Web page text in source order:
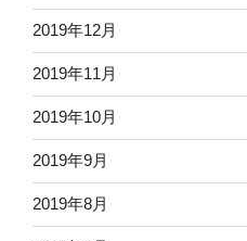
2019年12月
2019年11月
2019年10月
2019年9月
2019年8月